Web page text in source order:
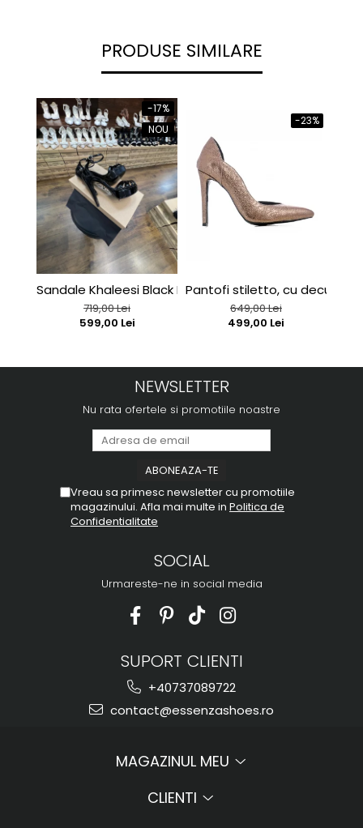
PRODUSE SIMILARE
-17%
NOU
Sandale Khaleesi Black Patent
719,00 Lei
599,00 Lei
-23%
Pantofi stiletto, cu decupaj
649,00 Lei
499,00 Lei
NEWSLETTER
Nu rata ofertele si promotiile noastre
Vreau sa primesc newsletter cu promotiile
magazinului. Afla mai multe in Politica de
Confidentialitate
SOCIAL
Urmareste-ne in social media
SUPORT CLIENTI
+40737089722
contact@essenzashoes.ro
MAGAZINUL MEU
CLIENTI